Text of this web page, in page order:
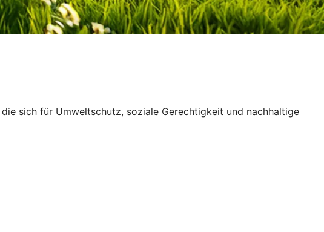
sich für Umweltschutz, soziale Gerechtigkeit und nachhaltige